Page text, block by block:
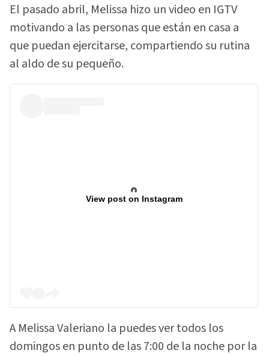
El pasado abril, Melissa hizo un video en IGTV
motivando a las personas que están en casa a
que puedan ejercitarse, compartiendo su rutina
al aldo de su pequeño.
View post on Instagram
A Melissa Valeriano la puedes ver todos los
domingos en punto de las 7:00 de la noche por la